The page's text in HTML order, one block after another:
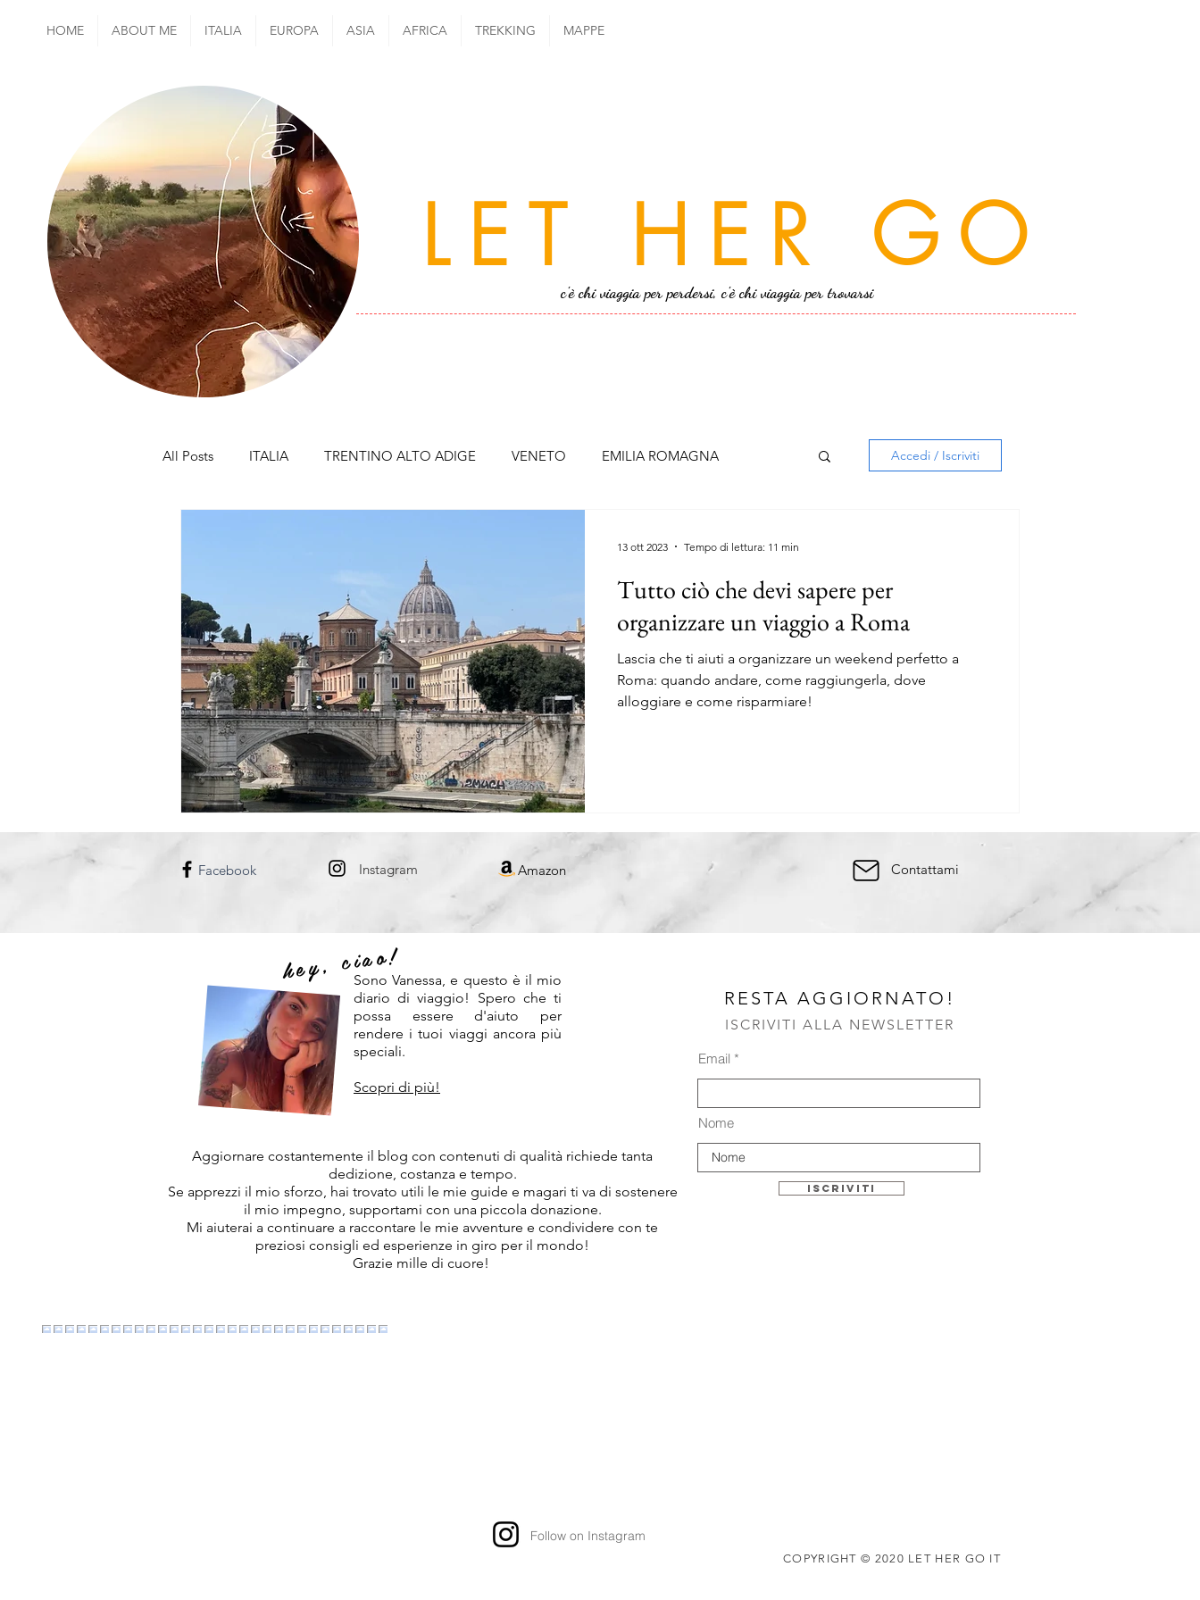
HOME ABOUT ME ITALIA EUROPA ASIA AFRICA TREKKING MAPPE
LET HER GO
c'è chi viaggia per perdersi, c'è chi viaggia per trovarsi
All Posts ITALIA TRENTINO ALTO ADIGE VENETO EMILIA ROMAGNA
SICILIA BARCELLONA FORMENTERA TENERIFE
LANZAROTE PORTOGALLO PORTOGALLO continentale
MADEIRA FRANCIA PARIGI ALSAZIA PAESI BASSI
DANIMARCA UNGHERIA REPUBBLICA CECA
Accedi / Iscriviti
Tutto ciò che devi sapere per
organizzare un viaggio a Roma
Lascia che ti aiuti a organizzare un weekend perfetto a
Roma: quando andare, come raggiungerla, dove
alloggiare e come risparmiare!
13 ott 2023 Tempo di lettura: 11 min
Facebook Instagram Amazon Contattami
hey, ciao!Sono Vanessa, e questo è il mio
diario di viaggio! Spero che ti
possa essere d'aiuto per
rendere i tuoi viaggi ancora più
speciali.
Scopri di più!
RESTA AGGIORNATO!
ISCRIVITI ALLA NEWSLETTER
Email
Nome
Iscriviti
Aggiornare costantemente il blog con contenuti di qualità richiede tanta
dedizione, costanza e tempo.
Se apprezzi il mio sforzo, hai trovato utili le mie guide e magari ti va di sostenere
il mio impegno, supportami con una piccola donazione.
Mi aiuterai a continuare a raccontare le mie avventure e condividere con te
preziosi consigli ed esperienze in giro per il mondo!
Grazie mille di cuore!
Follow on Instagram
COPYRIGHT © 2020 LET HER GO IT